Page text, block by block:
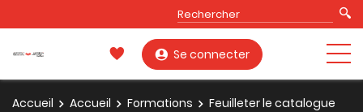
Se connecter
Accueil Accueil Formations
Feuilleter le catalogue